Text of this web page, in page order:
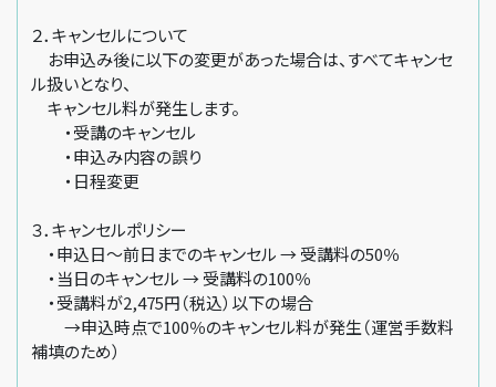
２．キャンセルについて
お申込み後に以下の変更があった場合は、すべてキャンセ
ル扱いとなり、
キャンセル料が発生します。
・受講のキャンセル
・申込み内容の誤り
・日程変更
３．キャンセルポリシー
・申込日～前日までのキャンセル → 受講料の50％
・当日のキャンセル → 受講料の100％
・受講料が2,475円（税込）以下の場合
→申込時点で100％のキャンセル料が発生（運営手数料
補填のため）